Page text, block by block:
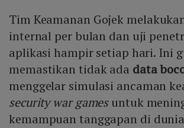
Tim Keamanan Gojek
internal per bulan dan uji
aplikasi hampir setiap hari. Ini
memastikan tidak ada data
menggelar simulasi ancaman
security war gamesuntuk
kemampuan tanggapan di